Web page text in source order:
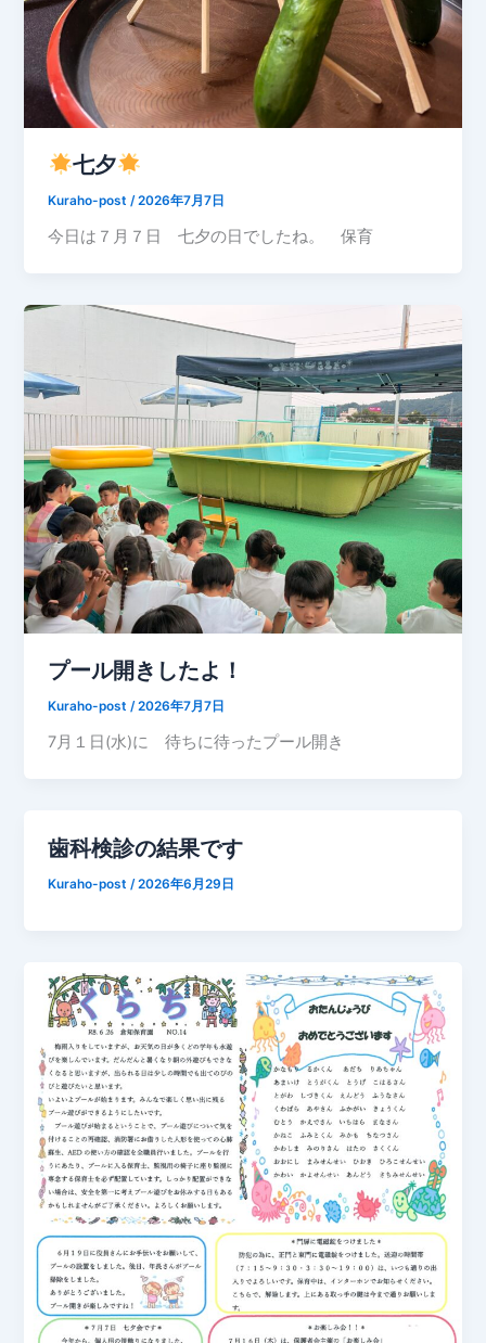
七夕
Kuraho-post/2026年7月7日
今日は７月７日 七夕の日でしたね。 保育
プール開きしたよ！
Kuraho-post/2026年7月7日
7月１日(水)に 待ちに待ったプール開き
歯科検診の結果です
Kuraho-post/2026年6月29日